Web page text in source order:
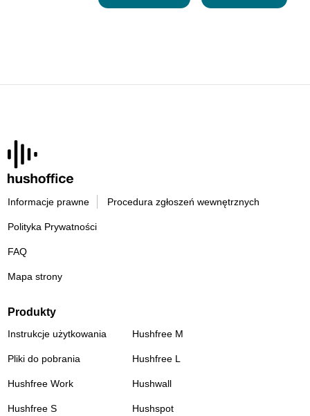
Informacje prawne Procedura zgłoszeń wewnętrznych
Polityka Prywatności
FAQ
Mapa strony
Produkty
Instrukcje użytkowania
Pliki do pobrania
Hushfree Work
Hushfree S
Hushfree M
Hushfree L
Hushwall
Hushspot